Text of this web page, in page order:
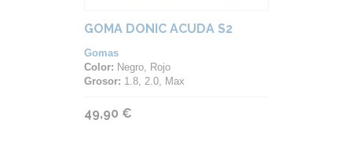
GOMA DONIC ACUDA S2
Gomas
Color: Negro, Rojo
Grosor: 1.8, 2.0, Max
49,90 €